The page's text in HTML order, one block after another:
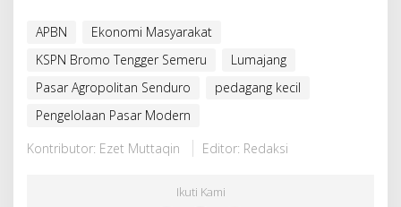
APBN
Ekonomi Masyarakat
KSPN Bromo Tengger Semeru
Lumajang
Pasar Agropolitan Senduro
pedagang kecil
Pengelolaan Pasar Modern
Kontributor: Ezet Muttaqin
Editor: Redaksi
Ikuti Kami